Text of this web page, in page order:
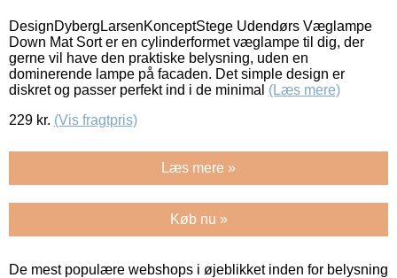
DesignDybergLarsenKonceptStege Udendørs Væglampe
Down Mat Sort er en cylinderformet væglampe til dig, der
gerne vil have den praktiske belysning, uden en
dominerende lampe på facaden. Det simple design er
diskret og passer perfekt ind i de minimal (Læs mere)
229 kr. (Vis fragtpris)
Læs mere »
Køb nu »
De mest populære webshops i øjeblikket inden for belysning